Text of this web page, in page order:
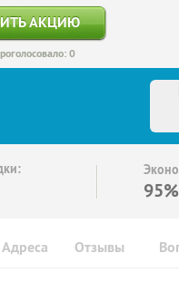
АКЦИЮ
0
95%
Отзывы
Адреса